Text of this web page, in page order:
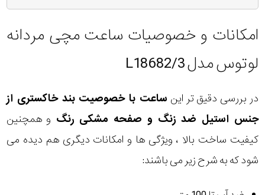
امکانات و خصوصیات ساعت مچی مردانه
لوتوس مدل L18682/3
در بررسی دقیق تر این ساعت با خصوصیت بند خاکستری از
جنس استیل ضد زنگ و صفحه مشکی رنگ و همچنین
کیفیت ساخت بالا ، ویژگی ها و امکانات دیگری هم دیده می
شود که به شرح زیر می باشند: